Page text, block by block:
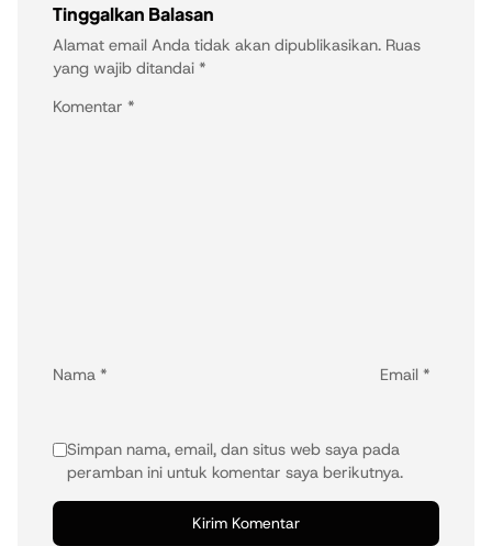
Tinggalkan Balasan
Alamat email Anda tidak akan dipublikasikan. Ruas
yang wajib ditandai *
Komentar *
Nama * Email *
Simpan nama, email, dan situs web saya pada
peramban ini untuk komentar saya berikutnya.